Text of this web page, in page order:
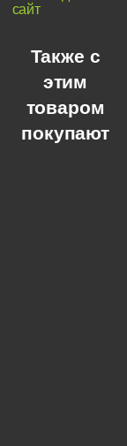
сайт
Также с
этим
товаром
покупают